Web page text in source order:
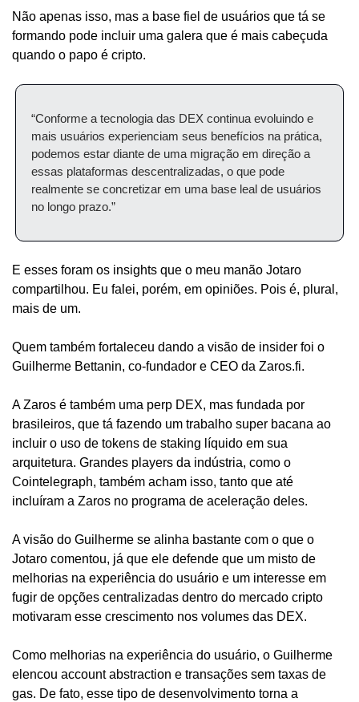
Não apenas isso, mas a base fiel de usuários que tá se
formando pode incluir uma galera que é mais cabeçuda
quando o papo é cripto.
“Conforme a tecnologia das DEX continua evoluindo e
mais usuários experienciam seus benefícios na prática,
podemos estar diante de uma migração em direção a
essas plataformas descentralizadas, o que pode
realmente se concretizar em uma base leal de usuários
no longo prazo.”
E esses foram os insights que o meu manão Jotaro
compartilhou. Eu falei, porém, em opiniões. Pois é, plural,
mais de um.
Quem também fortaleceu dando a visão de insider foi o
Guilherme Bettanin, co-fundador e CEO da Zaros.fi.
A Zaros é também uma perp DEX, mas fundada por
brasileiros, que tá fazendo um trabalho super bacana ao
incluir o uso de tokens de staking líquido em sua
arquitetura. Grandes players da indústria, como o
Cointelegraph, também acham isso, tanto que até
incluíram a Zaros no programa de aceleração deles.
A visão do Guilherme se alinha bastante com o que o
Jotaro comentou, já que ele defende que um misto de
melhorias na experiência do usuário e um interesse em
fugir de opções centralizadas dentro do mercado cripto
motivaram esse crescimento nos volumes das DEX.
Como melhorias na experiência do usuário, o Guilherme
elencou account abstraction e transações sem taxas de
gas. De fato, esse tipo de desenvolvimento torna a